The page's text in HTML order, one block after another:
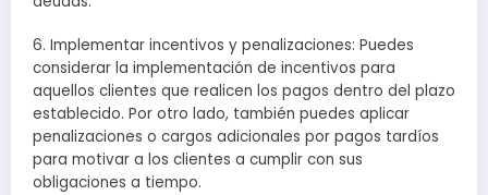
6. Implementar incentivos y penalizaciones: Puedes
considerar la implementación de incentivos para
aquellos clientes que realicen los pagos dentro del plazo
establecido. Por otro lado, también puedes aplicar
penalizaciones o cargos adicionales por pagos tardíos
para motivar a los clientes a cumplir con sus
obligaciones a tiempo.